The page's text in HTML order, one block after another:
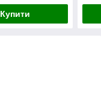
Купити